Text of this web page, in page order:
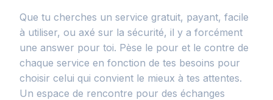
Que tu cherches un service gratuit, payant, facile
à utiliser, ou axé sur la sécurité, il y a forcément
une answer pour toi. Pèse le pour et le contre de
chaque service en fonction de tes besoins pour
choisir celui qui convient le mieux à tes attentes.
Un espace de rencontre pour des échanges